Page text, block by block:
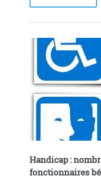
Handicap :
fonctionnaires